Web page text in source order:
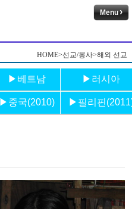
Menu
HOME>선교/봉사>해외 선교
▶베트남 ▶러시아
▶중국(2010) ▶필리핀